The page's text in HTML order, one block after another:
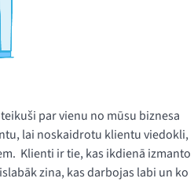
par vienu no mūsu biznesa
lai noskaidrotu klientu viedokli,
Klienti ir tie, kas ikdienā izmanto
zina, kas darbojas labi un ko